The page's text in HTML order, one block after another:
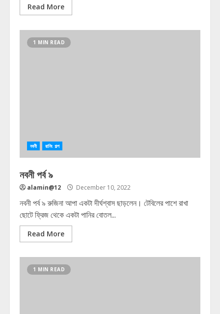
Read More
1 MIN READ
নবনী রানিং গল্প
নবনী পর্ব ৯
alamin@12 December 10, 2022
নবনী পর্ব ৯ রুজিনা আপা একটা দীর্ঘশ্বাস ছাড়লেন। টেবিলের পাশে রাখা
ছোটে ফ্রিজ থেকে একটা পানির বোতল...
Read More
1 MIN READ